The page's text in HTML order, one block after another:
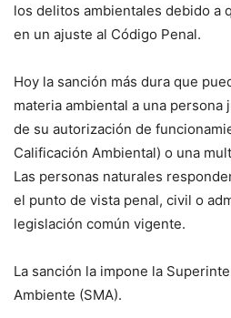
los delitos ambientales debido a
en un ajuste al Código Penal.
Hoy la sanción más dura que
materia ambiental a una persona
de su autorización de
Calificación Ambiental) o una
Las personas naturales
el punto de vista penal, civil o
legislación común vigente.
La sanción la impone la
Ambiente (SMA).